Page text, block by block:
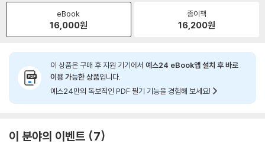
eBook
16,000원
종이책
16,200원
이 상품은 구매 후 지원 기기에서 예스24 eBook앱 설치 후 바로
이용 가능한 상품입니다.
예스24만의 독보적인 PDF 필기 기능을 경험해 보세요!
이 분야의 이벤트 7